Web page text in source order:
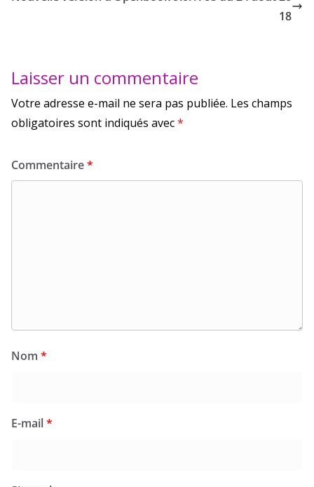
18
Laisser un commentaire
Votre adresse e-mail ne sera pas publiée. Les champs
obligatoires sont indiqués avec*
Commentaire*
Nom *
E-mail*